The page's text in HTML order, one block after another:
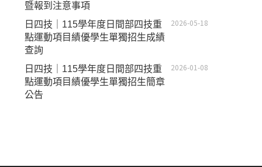
暨報到注意事項
日四技｜115學年度日間部四技重
點運動項目績優學生單獨招生成績
查詢
2026-05-18
日四技｜115學年度日間部四技重
點運動項目績優學生單獨招生簡章
公告
2026-01-08